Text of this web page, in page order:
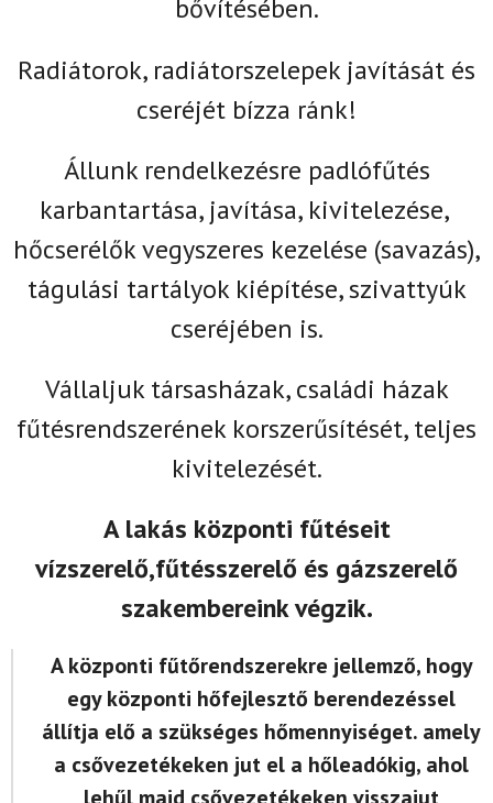
bővítésében.
Radiátorok, radiátorszelepek javítását és
cseréjét bízza ránk!
Állunk rendelkezésre padlófűtés
karbantartása, javítása, kivitelezése,
hőcserélők vegyszeres kezelése (savazás),
tágulási tartályok kiépítése, szivattyúk
cseréjében is.
Vállaljuk társasházak, családi házak
fűtésrendszerének korszerűsítését, teljes
kivitelezését.
A lakás központi fűtéseit
vízszerelő,fűtésszerelő és gázszerelő
szakembereink végzik.
A központi fűtőrendszerekre jellemző, hogy
egy központi hőfejlesztő berendezéssel
állítja elő a szükséges hőmennyiséget. amely
a csővezetékeken jut el a hőleadókig, ahol